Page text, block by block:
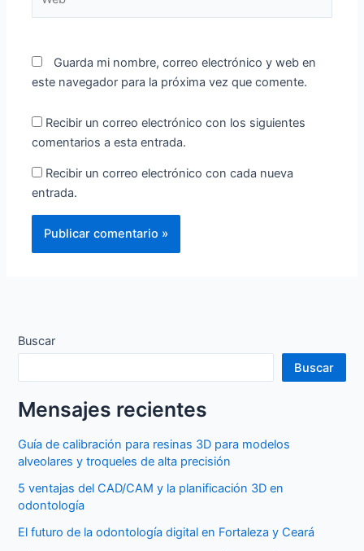
Guarda mi nombre, correo electrónico y web en
este navegador para la próxima vez que comente.
Recibir un correo electrónico con los siguientes
comentarios a esta entrada.
Recibir un correo electrónico con cada nueva
entrada.
Buscar
Buscar
Mensajes recientes
Guía de calibración para resinas 3D para modelos
alveolares y troqueles de alta precisión
5 ventajas del CAD/CAM y la planificación 3D en
odontología
El futuro de la odontología digital en Fortaleza y Ceará